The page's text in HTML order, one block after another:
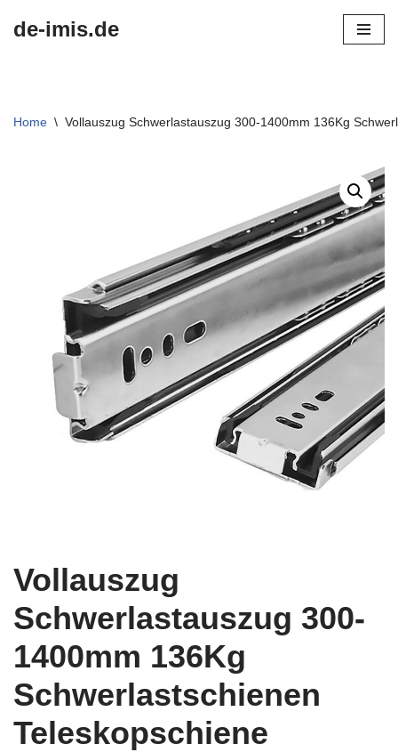
de-imis.de
Home \ Vollauszug Schwerlastauszug 300-1400mm 136Kg
Vollauszug
Schwerlastauszug 300-
1400mm 136Kg
Schwerlastschienen
Teleskopschiene